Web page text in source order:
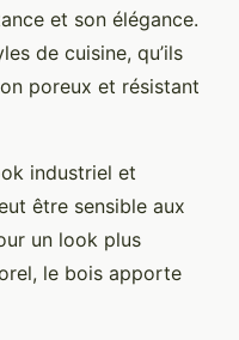
et son élégance.
de cuisine, qu’ils
poreux et résistant
industriel et
être sensible aux
un look plus
le bois apporte